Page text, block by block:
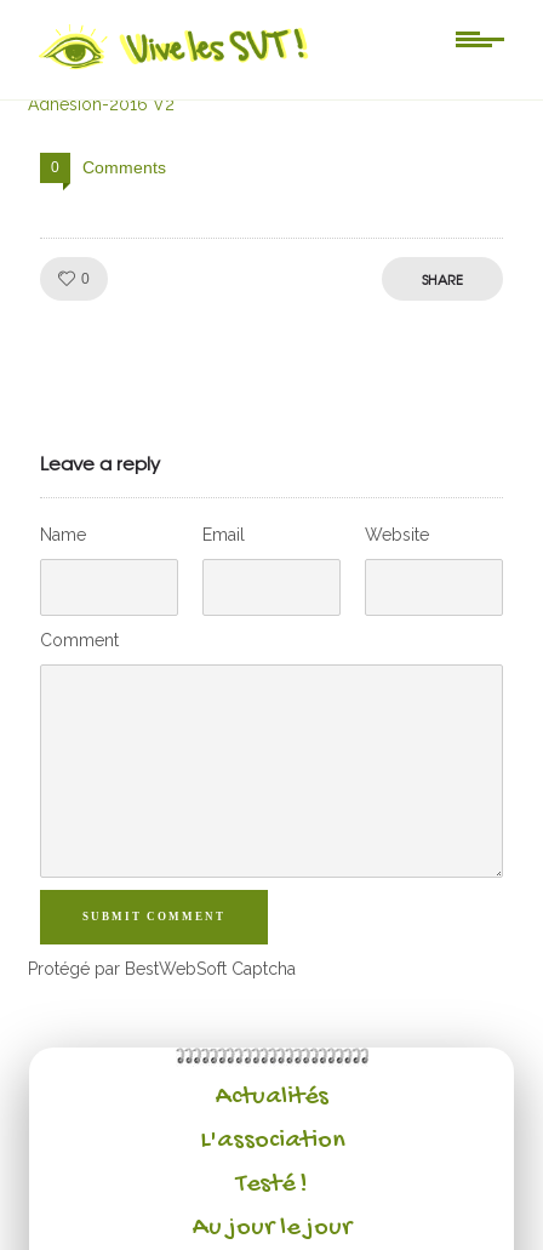
Adhésion-2016 V2
Adhésion-2016 V2
0 Comments
0 SHARE
Leave a reply
Name Email Website
Comment
SUBMIT COMMENT
Protégé par BestWebSoft Captcha
Actualités
L'association
Testé !
Au jour le jour